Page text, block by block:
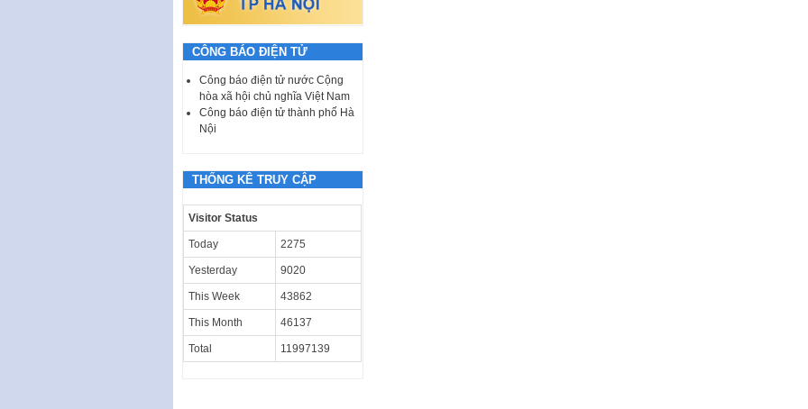
CÔNG BÁO ĐIỆN TỬ
Công báo điện tử nước Cộng
hòa xã hội chủ nghĩa Việt Nam
Công báo điện tử thành phố Hà
Nội
THỐNG KÊ TRUY CẬP
Visitor Status
Today 2275
Yesterday 9020
This Week 43862
This Month 46137
Total 11997139